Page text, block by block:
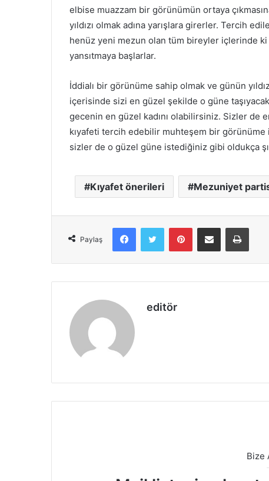
elbise muazzam bir görünümün ortaya
yıldızı olmak adına yarışlara girerler. Tercih
henüz yeni mezun olan tüm bireyler içlerinde
yansıtmaya başlarlar.
İddialı bir görünüme sahip olmak ve günün
içerisinde sizi en güzel şekilde o güne
gecenin en güzel kadını olabilirsiniz. Sizler de
kıyafeti tercih edebilir muhteşem bir görünüme
sizler de o güzel güne istediğiniz gibi oldukça
Kıyafet önerileri Mezuniyet
Paylaş
Facebook
X PinterestE-Posta ile paylaş Yazdır
editör
Bize